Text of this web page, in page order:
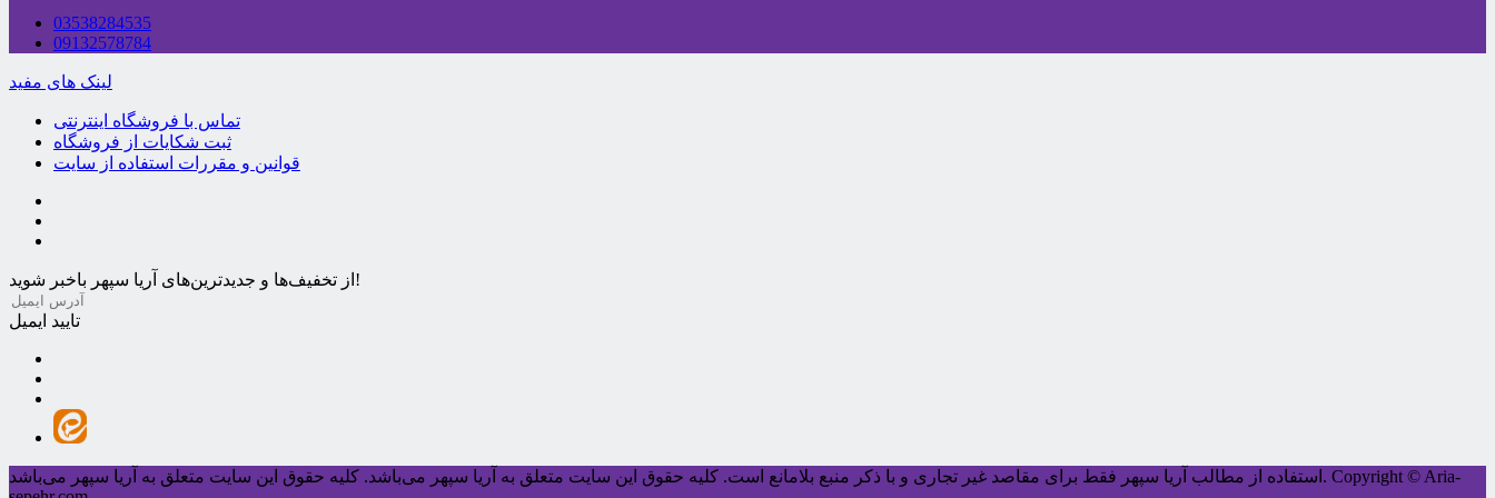
03538284535
09132578784
لینک های مفید
تماس با فروشگاه اینترنتی
ثبت شکایات از فروشگاه
قوانین و مقررات استفاده از سایت
از تخفیف‌ها و جدیدترین‌های آریا سپهر باخبر شوید!
تایید ایمیل
استفاده از مطالب آریا سپهر فقط برای مقاصد غیر تجاری و با ذکر منبع بلامانع است. کليه حقوق اين سايت متعلق به آریا سپهر می‌باشد. کليه حقوق اين سايت متعلق به آریا سپهر می‌باشد. Copyright © Aria-